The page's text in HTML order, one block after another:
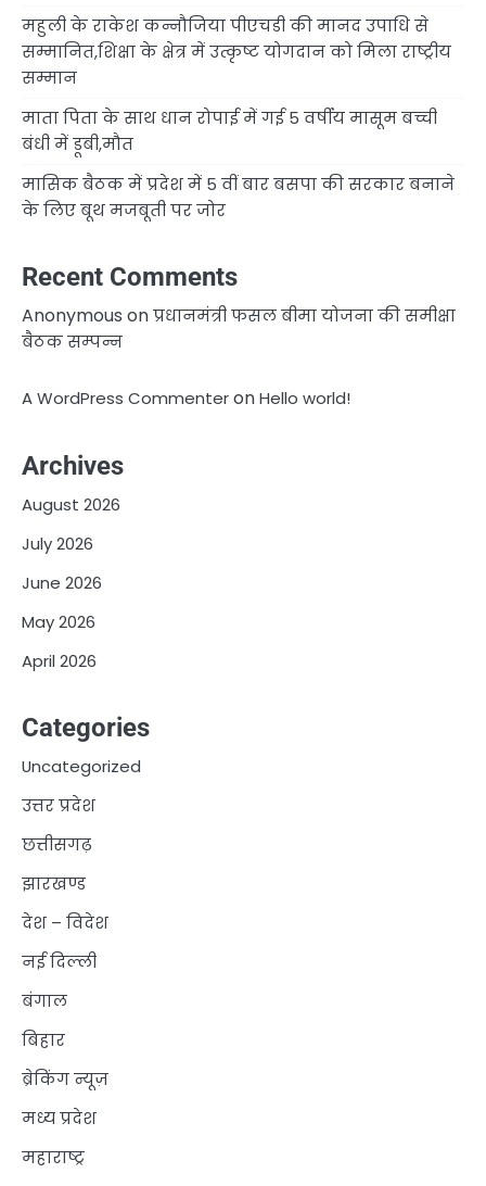
महुली के राकेश कन्नौजिया पीएचडी की मानद उपाधि से
सम्मानित,शिक्षा के क्षेत्र में उत्कृष्ट योगदान को मिला राष्ट्रीय
सम्मान
माता पिता के साथ धान रोपाई में गई 5 वर्षीय मासूम बच्ची
बंधी में डूबी,मौत
मासिक बैठक में प्रदेश में 5 वीं बार बसपा की सरकार बनाने
के लिए बूथ मजबूती पर जोर
Recent Comments
Anonymous onप्रधानमंत्री फसल बीमा योजना की समीक्षा
बैठक सम्पन्न
A WordPress CommenteronHello world!
Archives
August 2026
July 2026
June 2026
May 2026
April 2026
Categories
Uncategorized
उत्तर प्रदेश
छत्तीसगढ़
झारखण्ड
देश – विदेश
नई दिल्ली
बंगाल
बिहार
ब्रेकिंग न्यूज़
मध्य प्रदेश
महाराष्ट्र